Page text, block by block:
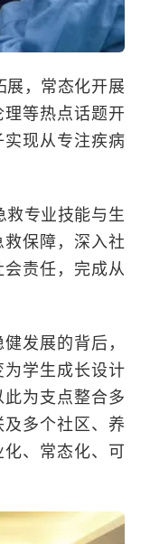
展，常态化开展
等热点话题开
现从专注疾病
救专业技能与生
保障，深入社
责任，完成从
发展的背后，
学生成长设计
为支点整合多
多个社区、养
、常态化、可